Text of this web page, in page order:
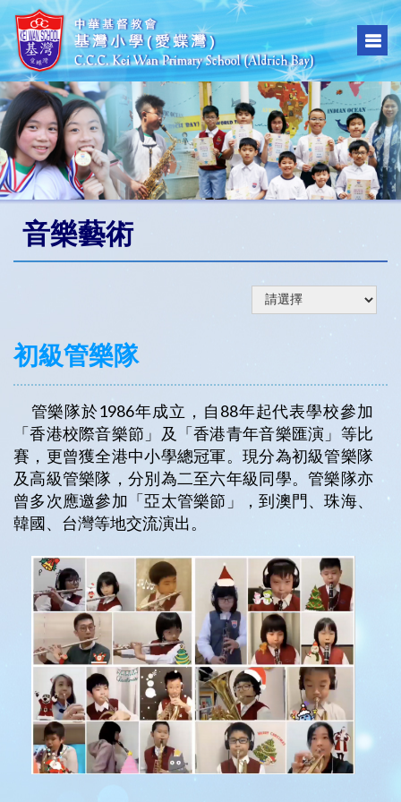
音樂藝術
初級管樂隊
管樂隊於1986年成立，自88年起代表學校參加
「香港校際音樂節」及「香港青年音樂匯演」等比
賽，更曾獲全港中小學總冠軍。現分為初級管樂隊
及高級管樂隊，分別為二至六年級同學。管樂隊亦
曾多次應邀參加「亞太管樂節」，到澳門、珠海、
韓國、台灣等地交流演出。